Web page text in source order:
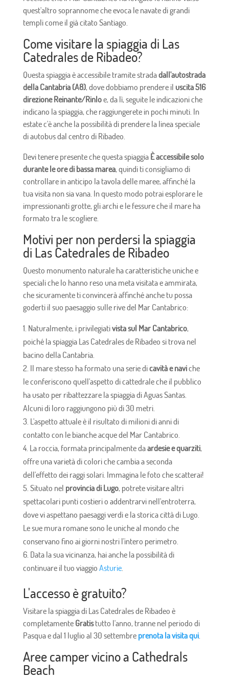
quest'altro soprannome che evoca le navate di grandi
templi come il già citato Santiago.
Come visitare la spiaggia di Las
Catedrales de Ribadeo?
Questa spiaggia è accessibile tramite stradadall'autostrada
della Cantabria (A8), dove dobbiamo prendere il uscita 516
direzione Reinante/Rinloe, da lì, seguite le indicazioni che
indicano la spiaggia, che raggiungerete in pochi minuti. In
estate c'è anche la possibilità di prendere la linea speciale
di autobus dal centro di Ribadeo.
Devi tenere presente che questa spiaggia È accessibile solo
durante le ore di bassa marea, quindi ti consigliamo di
controllare in anticipo la tavola delle maree, affinché la
tua visita non sia vana. In questo modo potrai esplorare le
impressionanti grotte, gli archi e le fessure che il mare ha
formato tra le scogliere.
Motivi per non perdersi la spiaggia
di Las Catedrales de Ribadeo
Questo monumento naturale ha caratteristiche uniche e
speciali che lo hanno reso una meta visitata e ammirata,
che sicuramente ti convincerà affinché anche tu possa
goderti il ​​suo paesaggio sulle rive del Mar Cantabrico:
Naturalmente, i privilegiativista sul Mar Cantabrico,
poiché la spiaggia Las Catedrales de Ribadeo si trova nel
bacino della Cantabria.
Il mare stesso ha formato una serie dicavità e naviche
le conferiscono quell'aspetto di cattedrale che il pubblico
ha usato per ribattezzare la spiaggia di Aguas Santas.
Alcuni di loro raggiungono più di 30 metri.
L'aspetto attuale è il risultato di milioni di anni di
contatto con le bianche acque del Mar Cantabrico.
La roccia, formata principalmente daardesie e quarziti,
offre una varietà di colori che cambia a seconda
dell'effetto dei raggi solari. Immagina le foto che scatterai!
Situato nel provincia di Lugo, potrete visitare altri
spettacolari punti costieri o addentrarvi nell'entroterra,
dove vi aspettano paesaggi verdi e la storica città di Lugo.
Le sue mura romane sono le uniche al mondo che
conservano fino ai giorni nostri l'intero perimetro.
Data la sua vicinanza, hai anche la possibilità di
continuare il tuo viaggio Asturie.
L'accesso è gratuito?
Visitare la spiaggia di Las Catedrales de Ribadeo è
completamente Gratistutto l'anno, tranne nel periodo di
Pasqua e dal 1 luglio al 30 settembre prenota la visita qui.
Aree camper vicino a Cathedrals
Beach